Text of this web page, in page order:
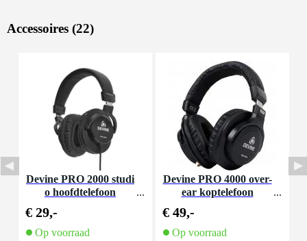
Accessoires (22)
Devine PRO 2000 studi
o hoofdtelefoon
€ 29,-
Op voorraad
Devine PRO 4000 over-
ear koptelefoon
€ 49,-
Op voorraad